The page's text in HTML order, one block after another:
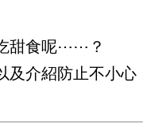
甜食呢⋯⋯？
及介紹防止不小心